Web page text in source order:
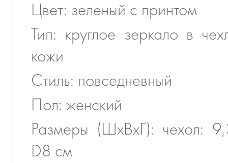
Цвет: зеленый с принтом
Тип: круглое зеркало в
кожи
Стиль: повседневный
Пол: женский
Размеры (ШхВхГ): чехол:
D8 см